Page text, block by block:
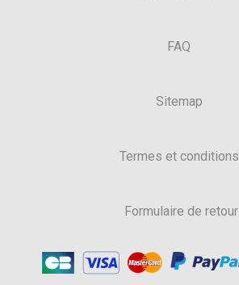
FAQ
Sitemap
Termes et conditions
Formulaire de retour